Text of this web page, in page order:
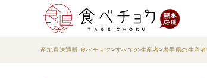
産地直送通販 食べチョク すべての生産者 岩手県の生産者